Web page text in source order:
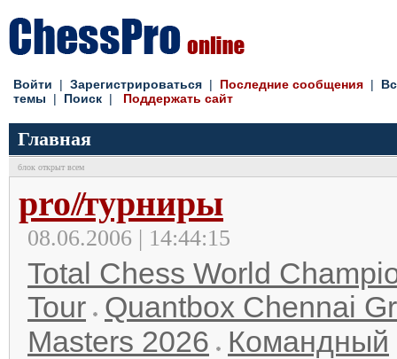
Войти | Зарегистрироваться | Последние сообщения |
темы | Поиск | Поддержать сайт
Главная
блок открыт всем
pro//турниры
08.06.2006 | 14:44:15
Total Chess World
Tour Quantbox Chennai
Masters 2026
Командный